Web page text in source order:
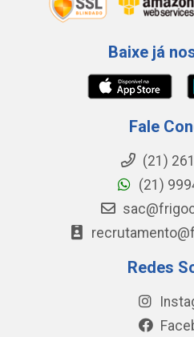
Baixe já
Fale
(21)
(21)
Redes